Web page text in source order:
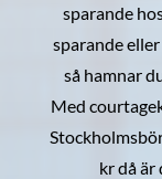
sparande
sparande
så hamnar
Med
kr då är